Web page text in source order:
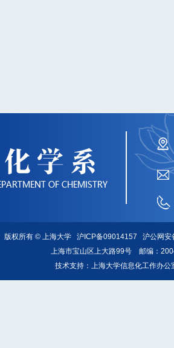
版权所有 ©上海大学 沪ICP备09014157 沪公网
上海市宝山区上大路99号 邮编：
技术支持： 上海大学信息化工作办公